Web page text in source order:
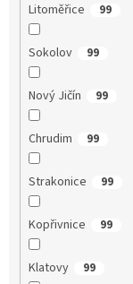
Litoměřice 99
Sokolov 99
Nový Jičín 99
Chrudim 99
Strakonice 99
Kopřivnice 99
Klatovy 99